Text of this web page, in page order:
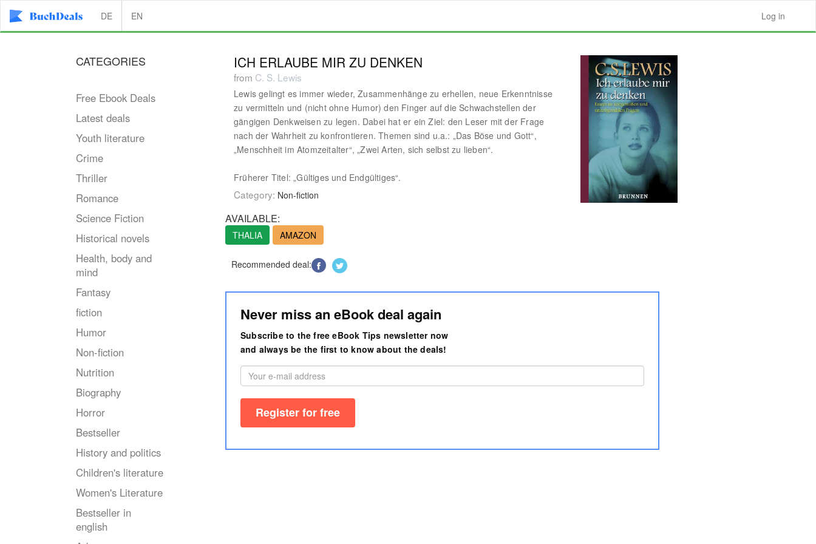
DE EN Log in
CATEGORIES
Free Ebook Deals
Latest deals
Youth literature
Crime
Thriller
Romance
Science Fiction
Historical novels
Health, body and
mind
Fantasy
fiction
Humor
Non-fiction
Nutrition
Biography
Horror
Bestseller
History and politics
Children's literature
Women's Literature
Bestseller in
english
ICH ERLAUBE MIR ZU DENKEN
from C. S. Lewis
Lewis gelingt es immer wieder, Zusammenhänge zu erhellen, neue Erkenntnisse
zu vermitteln und (nicht ohne Humor) den Finger auf die Schwachstellen der
gängigen Denkweisen zu legen. Dabei hat er ein Ziel: den Leser mit der Frage
nach der Wahrheit zu konfrontieren. Themen sind u.a.: „Das Böse und Gott“,
„Menschheit im Atomzeitalter“, „Zwei Arten, sich selbst zu lieben“.
Früherer Titel: „Gültiges und Endgültiges“.
Category: Non-fiction
AVAILABLE:
THALIA AMAZON
Recommended deal:
Never miss an eBook deal again
Subscribe to the free eBook Tips newsletter now
and always be the first to know about the deals!